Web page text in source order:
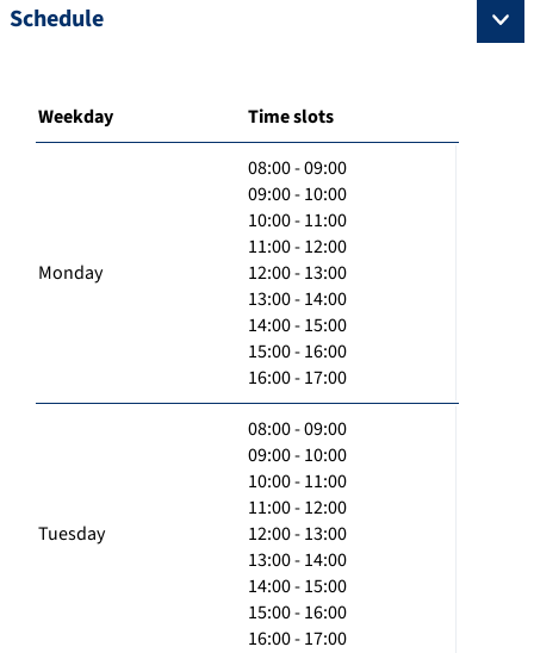
Schedule
Weekday Time slots
Monday
08:00 - 09:00
09:00 - 10:00
10:00 - 11:00
11:00 - 12:00
12:00 - 13:00
13:00 - 14:00
14:00 - 15:00
15:00 - 16:00
16:00 - 17:00
Tuesday
08:00 - 09:00
09:00 - 10:00
10:00 - 11:00
11:00 - 12:00
12:00 - 13:00
13:00 - 14:00
14:00 - 15:00
15:00 - 16:00
16:00 - 17:00